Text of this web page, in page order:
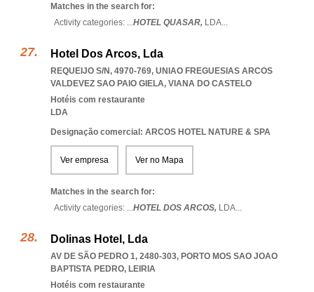
Matches in the search for:
Activity categories: ...HOTEL QUASAR, LDA...
Hotel Dos Arcos, Lda
REQUEIJO S/N, 4970-769, UNIAO FREGUESIAS ARCOS
VALDEVEZ SAO PAIO GIELA, VIANA DO CASTELO
Hotéis com restaurante
LDA
Designação comercial: ARCOS HOTEL NATURE & SPA
Ver empresa Ver no Mapa
Matches in the search for:
Activity categories: ...HOTEL DOS ARCOS, LDA...
Dolinas Hotel, Lda
AV DE SÃO PEDRO 1, 2480-303, PORTO MOS SAO JOAO
BAPTISTA PEDRO, LEIRIA
Hotéis com restaurante